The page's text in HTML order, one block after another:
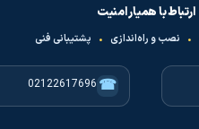
ارتباط با همیار امنیت
• نصب و راه‌اندازی • پشتیبانی فنی
☎
02122617696